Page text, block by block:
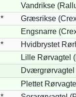
Vandrikse
*
Græsrikse
Engsnarre
*
Hvidbrystet
Lille Rørvagtel
Dværgrørvagtel
Plettet